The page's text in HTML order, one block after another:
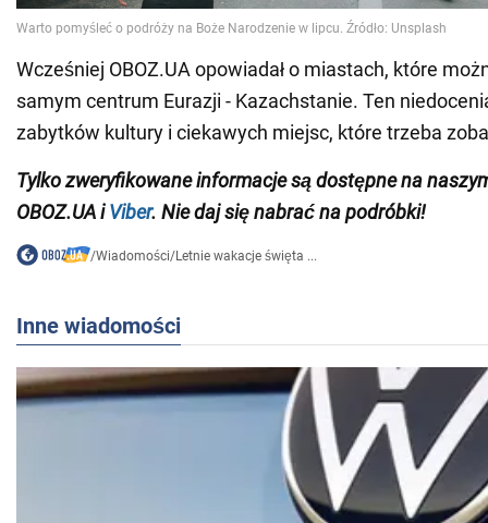
Wcześniej OBOZ.UA opowiadał o miastach, które
samym centrum Eurazji - Kazachstanie. Ten
zabytków kultury i ciekawych miejsc, które trzeba
Tylko zweryfikowane informacje są dostępne na
OBOZ.UA iViber. Nie daj się nabrać na podróbki!
/Wiadomości/Letnie wakacje święta ...
Inne wiadomości